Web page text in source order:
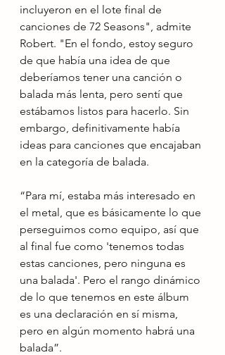
incluyeron en el lote final de
canciones de 72 Seasons", admite
Robert. "En el fondo, estoy seguro
de que había una idea de que
deberíamos tener una canción o
balada más lenta, pero sentí que
estábamos listos para hacerlo. Sin
embargo, definitivamente había
ideas para canciones que encajaban
en la categoría de balada.
“Para mí, estaba más interesado en
el metal, que es básicamente lo que
perseguimos como equipo, así que
al final fue como 'tenemos todas
estas canciones, pero ninguna es
una balada'. Pero el rango dinámico
de lo que tenemos en este álbum
es una declaración en sí misma,
pero en algún momento habrá una
balada”.